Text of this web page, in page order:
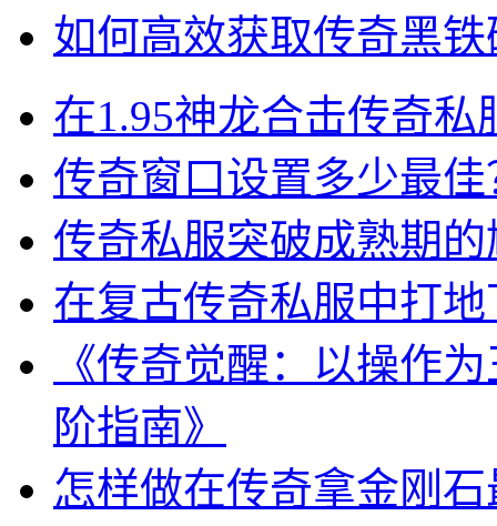
如何高效获取传奇黑
在1.95神龙合击传奇
传奇窗口设置多少最佳
传奇私服突破成熟期
在复古传奇私服中打
《传奇觉醒：以操作
阶指南》
怎样做在传奇拿金刚